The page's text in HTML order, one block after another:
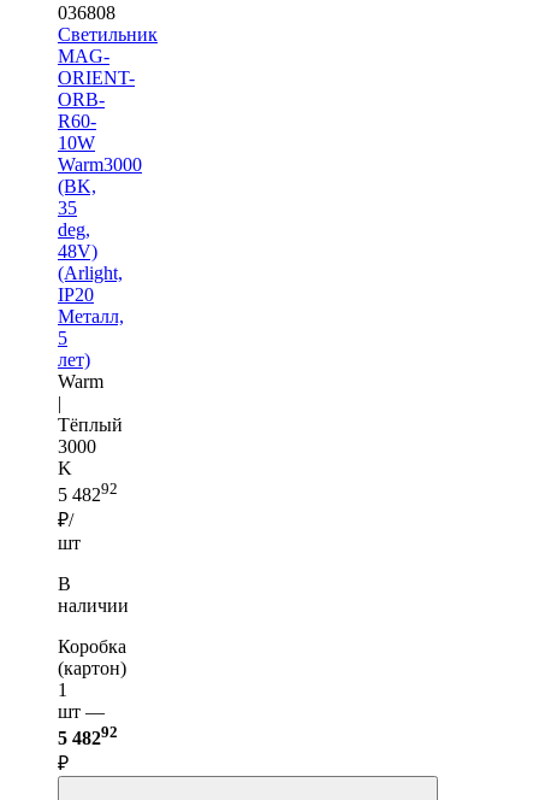
036808
Светильник
MAG-
ORIENT-
ORB-
R60-
10W
Warm3000
(BK,
35
deg,
48V)
(Arlight,
IP20
Металл,
5
лет)
Warm
|
Тёплый
3000
K
5 48292
₽/
шт
В
наличии
Коробка
(картон)
1
шт —
5 48292
₽